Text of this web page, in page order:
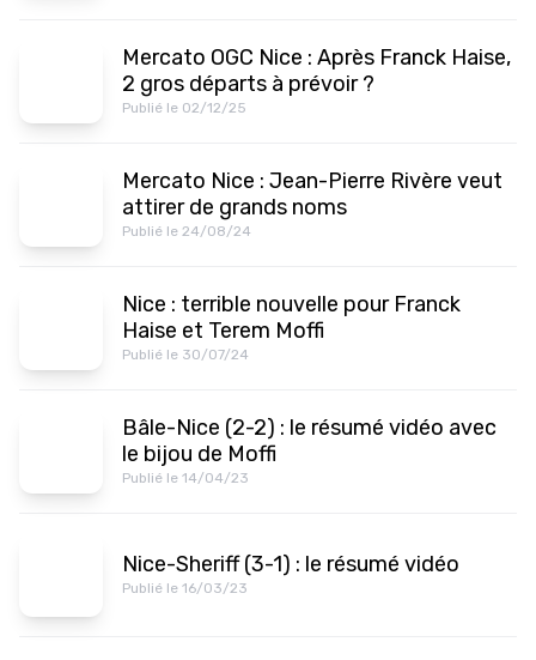
Mercato OGC Nice : Après Franck Haise,
2 gros départs à prévoir ?
Publié le 02/12/25
Mercato Nice : Jean-Pierre Rivère veut
attirer de grands noms
Publié le 24/08/24
Nice : terrible nouvelle pour Franck
Haise et Terem Moffi
Publié le 30/07/24
Bâle-Nice (2-2) : le résumé vidéo avec
le bijou de Moffi
Publié le 14/04/23
Nice-Sheriff (3-1) : le résumé vidéo
Publié le 16/03/23